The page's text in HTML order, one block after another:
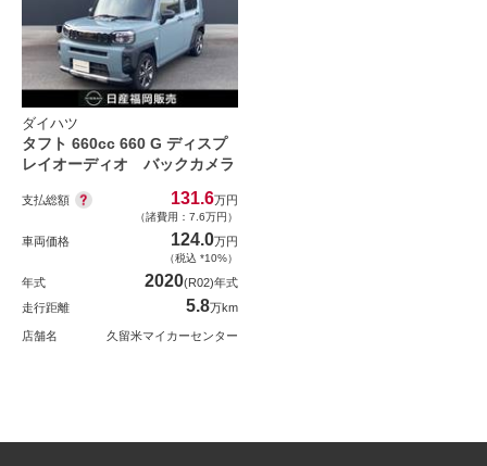
ダイハツ
タフト 660cc 660 G ディスプ
レイオーディオ バックカメラ
支払総額 131.6万円
（諸費用：7.6万円）
車両価格 124.0万円
（税込 *10%）
年式 2020(R02)年式
走行距離
5.8万km
店舗名 久留米マイカーセンター